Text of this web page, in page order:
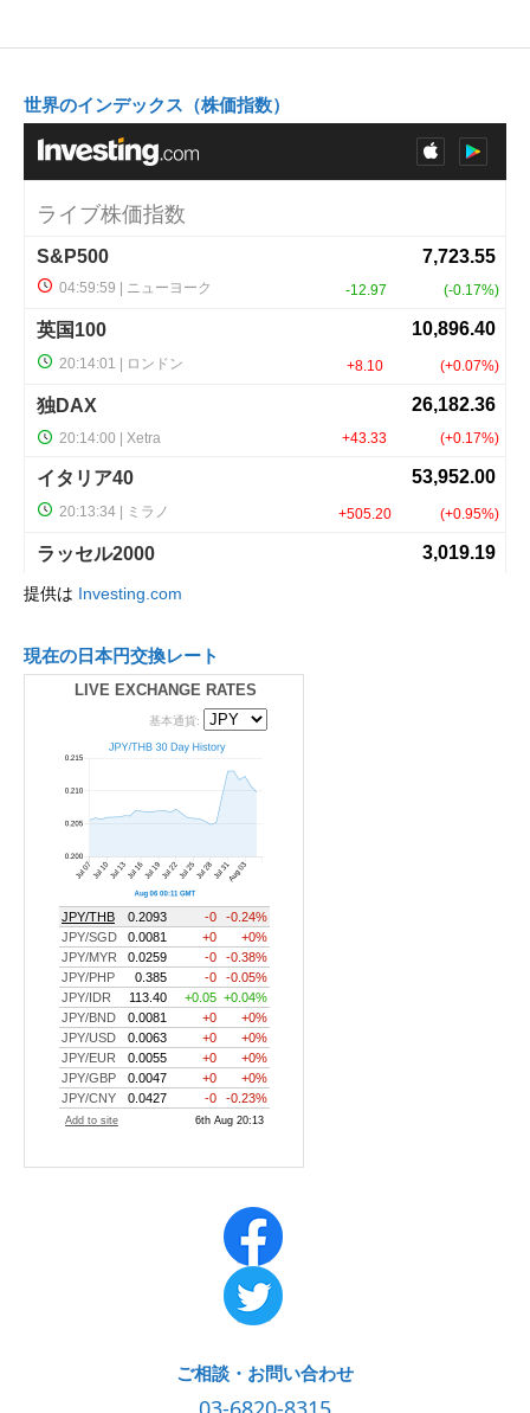
世界のインデックス（株価指数）
提供は Investing.com
現在の日本円交換レート
LIVE EXCHANGE RATES
ご相談・お問い合わせ